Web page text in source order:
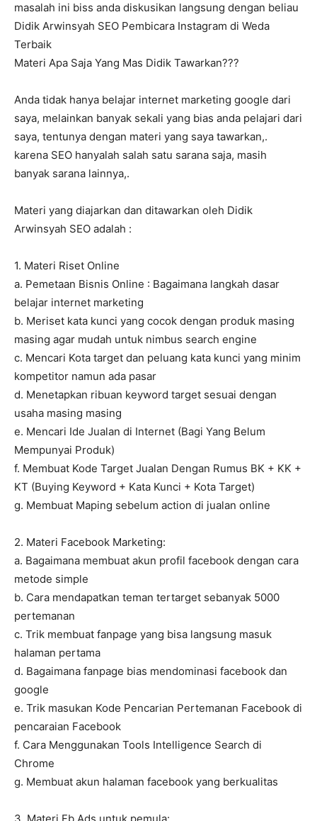
masalah ini biss anda diskusikan langsung dengan beliau
Didik Arwinsyah SEO Pembicara Instagram di Weda
Terbaik
Materi Apa Saja Yang Mas Didik Tawarkan???
Anda tidak hanya belajar internet marketing google dari
saya, melainkan banyak sekali yang bias anda pelajari dari
saya, tentunya dengan materi yang saya tawarkan,.
karena SEO hanyalah salah satu sarana saja, masih
banyak sarana lainnya,.
Materi yang diajarkan dan ditawarkan oleh Didik
Arwinsyah SEO adalah :
1. Materi Riset Online
a. Pemetaan Bisnis Online : Bagaimana langkah dasar
belajar internet marketing
b. Meriset kata kunci yang cocok dengan produk masing
masing agar mudah untuk nimbus search engine
c. Mencari Kota target dan peluang kata kunci yang minim
kompetitor namun ada pasar
d. Menetapkan ribuan keyword target sesuai dengan
usaha masing masing
e. Mencari Ide Jualan di Internet (Bagi Yang Belum
Mempunyai Produk)
f. Membuat Kode Target Jualan Dengan Rumus BK + KK +
KT (Buying Keyword + Kata Kunci + Kota Target)
g. Membuat Maping sebelum action di jualan online
2. Materi Facebook Marketing:
a. Bagaimana membuat akun profil facebook dengan cara
metode simple
b. Cara mendapatkan teman tertarget sebanyak 5000
pertemanan
c. Trik membuat fanpage yang bisa langsung masuk
halaman pertama
d. Bagaimana fanpage bias mendominasi facebook dan
google
e. Trik masukan Kode Pencarian Pertemanan Facebook di
pencaraian Facebook
f. Cara Menggunakan Tools Intelligence Search di
Chrome
g. Membuat akun halaman facebook yang berkualitas